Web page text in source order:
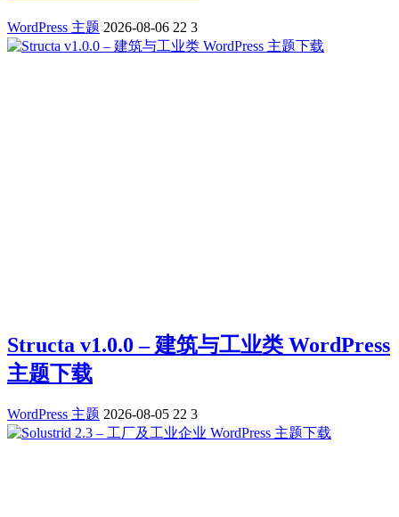
WordPress 主题 2026-08-06 22 3
Structa v1.0.0 – 建筑与工业类 WordPress
主题下载
WordPress 主题 2026-08-05 22 3